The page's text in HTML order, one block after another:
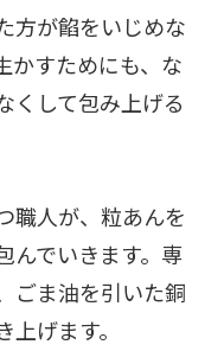
方が餡をいじめな
かすためにも、な
くして包み上げる
職人が、粒あんを
んでいきます。専
ごま油を引いた銅
げます。